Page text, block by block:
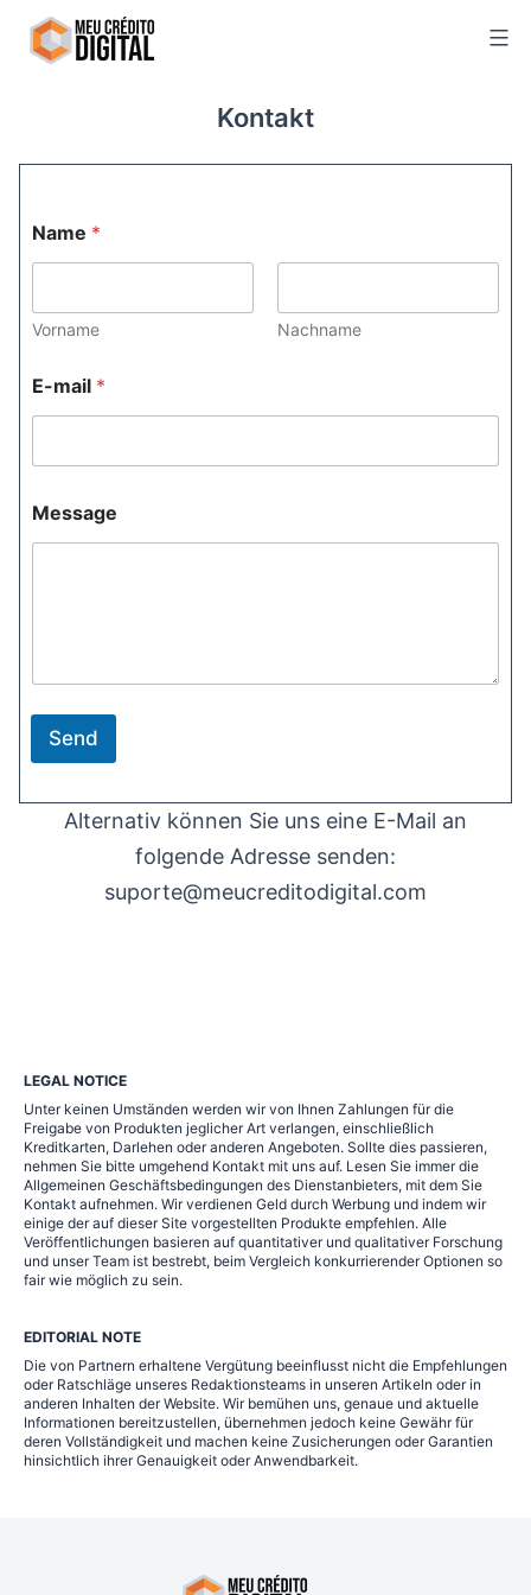
Skip
Kontakt
a
m
E
-
a
i
l
-
a
Name *
Vorname Nachname
E-mail *
Message
Send
Alternativ können Sie uns eine E-Mail an
folgende Adresse senden:
suporte@meucreditodigital.com
LEGAL NOTICE
Unter keinen Umständen werden wir von Ihnen Zahlungen für die
Freigabe von Produkten jeglicher Art verlangen, einschließlich
Kreditkarten, Darlehen oder anderen Angeboten. Sollte dies passieren,
nehmen Sie bitte umgehend Kontakt mit uns auf. Lesen Sie immer die
Allgemeinen Geschäftsbedingungen des Dienstanbieters, mit dem Sie
Kontakt aufnehmen. Wir verdienen Geld durch Werbung und indem wir
einige der auf dieser Site vorgestellten Produkte empfehlen. Alle
Veröffentlichungen basieren auf quantitativer und qualitativer Forschung
und unser Team ist bestrebt, beim Vergleich konkurrierender Optionen so
fair wie möglich zu sein.
EDITORIAL NOTE
Die von Partnern erhaltene Vergütung beeinflusst nicht die Empfehlungen
oder Ratschläge unseres Redaktionsteams in unseren Artikeln oder in
anderen Inhalten der Website. Wir bemühen uns, genaue und aktuelle
Informationen bereitzustellen, übernehmen jedoch keine Gewähr für
deren Vollständigkeit und machen keine Zusicherungen oder Garantien
hinsichtlich ihrer Genauigkeit oder Anwendbarkeit.